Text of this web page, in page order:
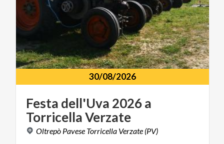
30/08/2026
Festa dell'Uva 2026a
TorricellaVerzate
Oltrepò Pavese Torricella Verzate (PV)